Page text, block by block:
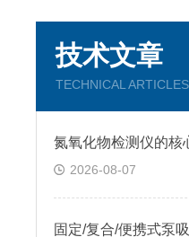
技术文章
TECHNICAL ARTICLES
2026-08-07